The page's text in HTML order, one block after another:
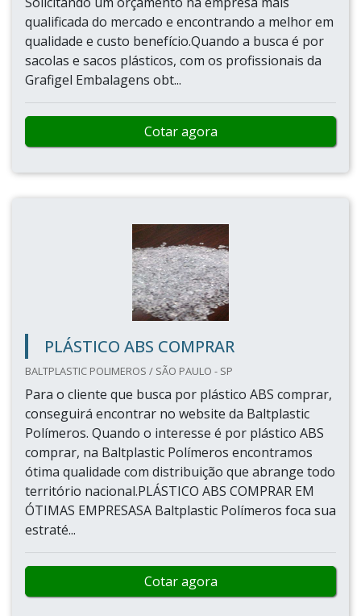
qualificada do mercado e encontrando a melhor em
qualidade e custo benefício.Quando a busca é por
sacolas e sacos plásticos, com os profissionais da
Grafigel Embalagens obt...
Cotar agora
PLÁSTICO ABS COMPRAR
BALTPLASTIC POLIMEROS / SÃO PAULO - SP
Para o cliente que busca por plástico ABS comprar,
conseguirá encontrar no website da Baltplastic
Polímeros. Quando o interesse é por plástico ABS
comprar, na Baltplastic Polímeros encontramos
ótima qualidade com distribuição que abrange todo
território nacional.PLÁSTICO ABS COMPRAR EM
ÓTIMAS EMPRESASA Baltplastic Polímeros foca sua
estraté...
Cotar agora